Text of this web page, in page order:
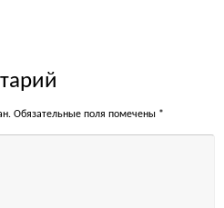
Обязательные поля помечены *